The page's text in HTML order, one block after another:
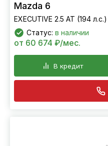
Mazda 6
EXECUTIVE 2.5 AT (194 л.с.)
Статус: в наличии
от 60 674 ₽/мес.
В кредит